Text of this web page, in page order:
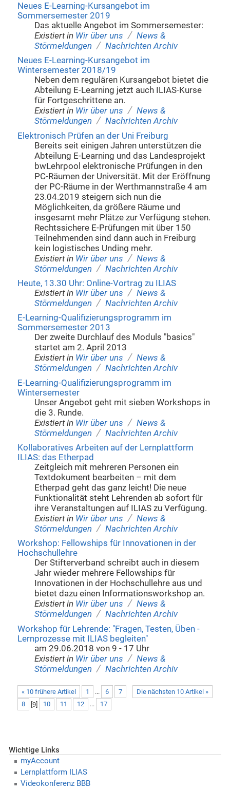
Neues E-Learning-Kursangebot im
Sommersemester 2019
Das aktuelle Angebot im Sommersemester:
Existiert in Wir über uns / News &
Störmeldungen / Nachrichten Archiv
Neues E-Learning-Kursangebot im
Wintersemester 2018/19
Neben dem regulären Kursangebot bietet die
Abteilung E-Learning jetzt auch ILIAS-Kurse
für Fortgeschrittene an.
Existiert in Wir über uns / News &
Störmeldungen / Nachrichten Archiv
Elektronisch Prüfen an der Uni Freiburg
Bereits seit einigen Jahren unterstützen die
Abteilung E-Learning und das Landesprojekt
bwLehrpool elektronische Prüfungen in den
PC-Räumen der Universität. Mit der Eröffnung
der PC-Räume in der Werthmannstraße 4 am
23.04.2019 steigern sich nun die
Möglichkeiten, da größere Räume und
insgesamt mehr Plätze zur Verfügung stehen.
Rechtssichere E-Prüfungen mit über 150
Teilnehmenden sind dann auch in Freiburg
kein logistisches Unding mehr.
Existiert in Wir über uns / News &
Störmeldungen / Nachrichten Archiv
Heute, 13.30 Uhr: Online-Vortrag zu ILIAS
Existiert in Wir über uns / News &
Störmeldungen / Nachrichten Archiv
E-Learning-Qualifizierungsprogramm im
Sommersemester 2013
Der zweite Durchlauf des Moduls "basics"
startet am 2. April 2013
Existiert in Wir über uns / News &
Störmeldungen / Nachrichten Archiv
E-Learning-Qualifizierungsprogramm im
Wintersemester
Unser Angebot geht mit sieben Workshops in
die 3. Runde.
Existiert in Wir über uns / News &
Störmeldungen / Nachrichten Archiv
Kollaboratives Arbeiten auf der Lernplattform
ILIAS: das Etherpad
Zeitgleich mit mehreren Personen ein
Textdokument bearbeiten – mit dem
Etherpad geht das ganz leicht! Die neue
Funktionalität steht Lehrenden ab sofort für
ihre Veranstaltungen auf ILIAS zu Verfügung.
Existiert in Wir über uns / News &
Störmeldungen / Nachrichten Archiv
Workshop: Fellowships für Innovationen in der
Hochschullehre
Der Stifterverband schreibt auch in diesem
Jahr wieder mehrere Fellowships für
Innovationen in der Hochschullehre aus und
bietet dazu einen Informationsworkshop an.
Existiert in Wir über uns / News &
Störmeldungen / Nachrichten Archiv
Workshop für Lehrende: "Fragen, Testen, Üben -
Lernprozesse mit ILIAS begleiten"
am 29.06.2018 von 9 - 17 Uhr
Existiert in Wir über uns / News &
Störmeldungen / Nachrichten Archiv
« 10 frühere Artikel Die nächsten 10 Artikel »
1 ... 6
7
8
[9] 10 11 12 ... 17
Wichtige Links
myAccount
Lernplattform ILIAS
Videokonferenz BBB